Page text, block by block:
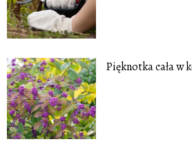
Pięknotka cała w